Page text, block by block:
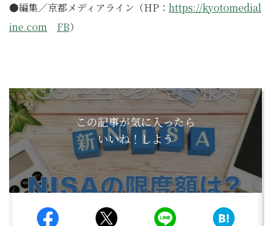
●編集／京都メディアライン（HP： https://kyotomedial
ine.com
FB）
この記事が気に入ったら
いいね！しよう